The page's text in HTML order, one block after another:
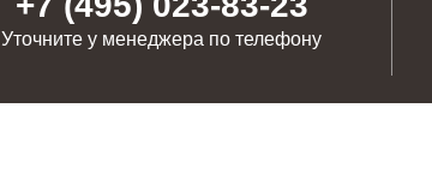
от 60 минут
Уточните у менеджера по телефону